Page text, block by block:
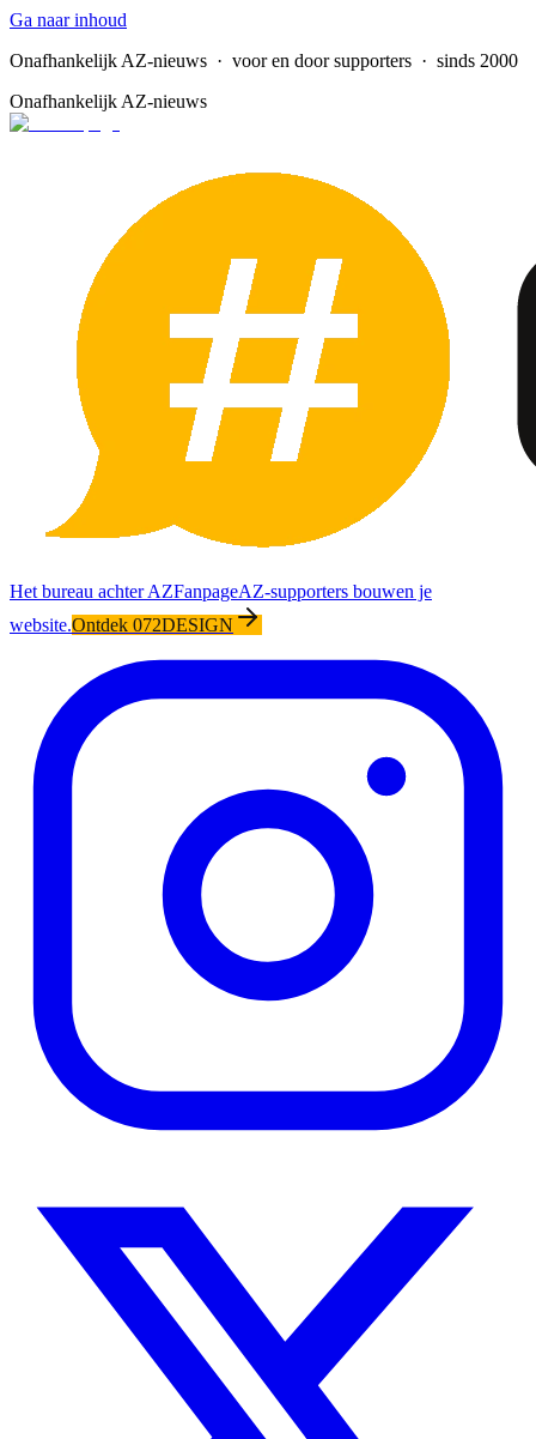
Ga naar inhoud
Onafhankelijk AZ-nieuws · voor en door supporters · sinds 2000
Onafhankelijk AZ-nieuws
Het bureau achter AZFanpageAZ-supporters bouwen je
website.Ontdek 072DESIGN